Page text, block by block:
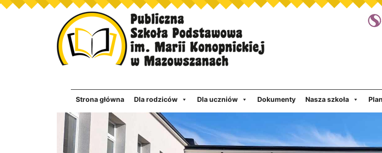
Strona główna Dla rodziców Dla uczniów Dokumenty Nasza szkoła